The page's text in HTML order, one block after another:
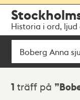
navigationen
huvudinnehållet
Historia i ord, ljud
Sök
Sökresultat
1 träff på